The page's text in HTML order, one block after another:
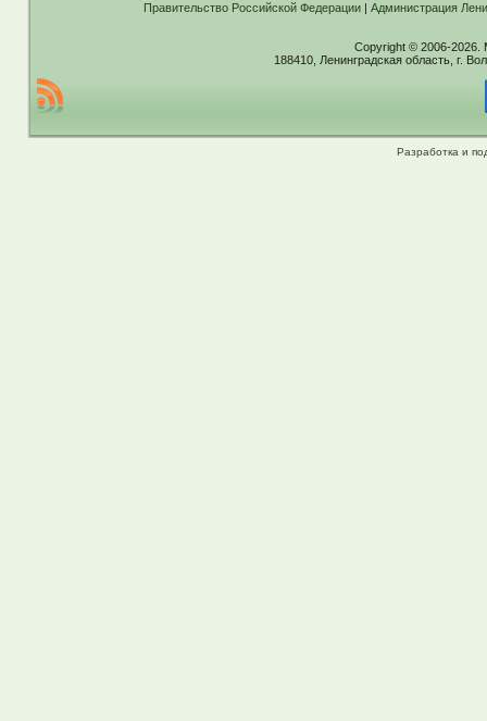
Правительство Российской Федерации| Администрация
Copyright © 2006-2026.
188410, Ленинградская область, г.
Разработка и